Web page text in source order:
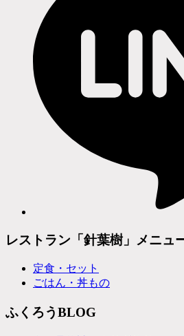
レストラン「針葉樹」メニュ
定食・セット
ごはん・丼もの
ふくろうBLOG